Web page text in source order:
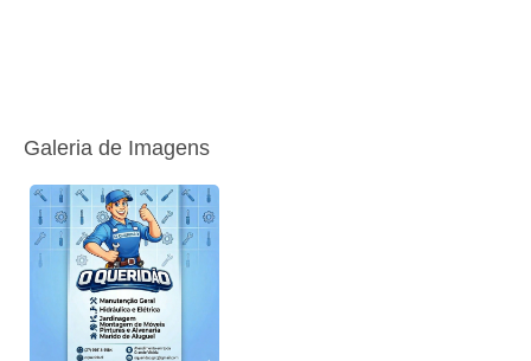
Galeria de Imagens